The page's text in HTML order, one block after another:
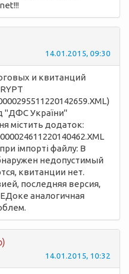
14.01.2015, 09:30
и квитанций
"ДФС України"
містить додаток:
імпорті файлу: В
недопустимый
квитанции нет.
последняя версия,
аналогичная
14.01.2015, 10:32